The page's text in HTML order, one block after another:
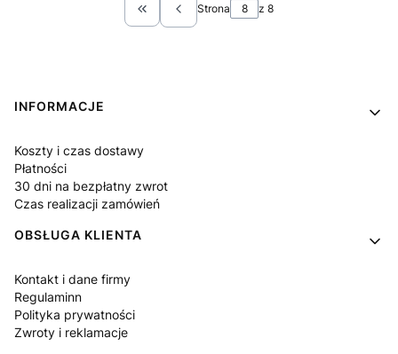
Wróć do pierwszej strony z produktami
Strona z 8
Linki w stopce
INFORMACJE
Koszty i czas dostawy
Płatności
30 dni na bezpłatny zwrot
Czas realizacji zamówień
OBSŁUGA KLIENTA
Kontakt i dane firmy
Regulaminn
Polityka prywatności
Zwroty i reklamacje